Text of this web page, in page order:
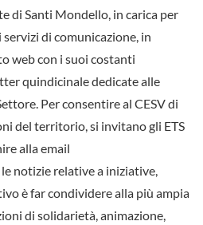
di Santi Mondello, in carica per
di comunicazione, in
web con i suoi costanti
quindicinale dedicate alle
Per consentire al CESV di
del territorio, si invitano gli ETS
alla email
notizie relative a iniziative,
è far condividere alla più ampia
di solidarietà, animazione,